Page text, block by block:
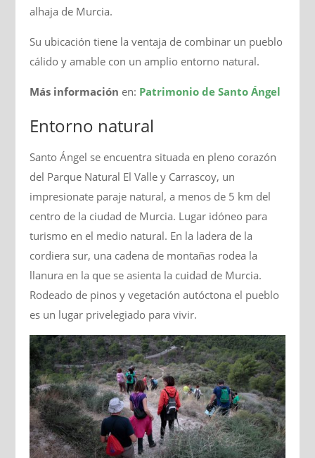
alhaja de Murcia.
Su ubicación tiene la ventaja de combinar un pueblo
cálido y amable con un amplio entorno natural.
Más información en: Patrimonio de Santo Ángel
Entorno natural
Santo Ángel se encuentra situada en pleno corazón
del Parque Natural El Valle y Carrascoy, un
impresionate paraje natural, a menos de 5 km del
centro de la ciudad de Murcia. Lugar idóneo para
turismo en el medio natural. En la ladera de la
cordiera sur, una cadena de montañas rodea la
llanura en la que se asienta la cuidad de Murcia.
Rodeado de pinos y vegetación autóctona el pueblo
es un lugar privelegiado para vivir.